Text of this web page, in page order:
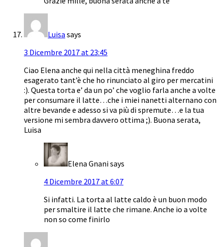
Luisa says
3 Dicembre 2017 at 23:45
Ciao Elena anche qui nella città meneghina freddo
esagerato tant’è che ho rinunciato al giro per mercatini
:). Questa torta e’ da un po’ che voglio farla anche a volte
per consumare il latte…che i miei nanetti alternano con
altre bevande e adesso si va più di spremute…e la tua
versione mi sembra davvero ottima ;). Buona serata,
Luisa
Elena Gnanisays
4 Dicembre 2017 at 6:07
Si infatti. La torta al latte caldo è un buon modo
per smaltire il latte che rimane. Anche io a volte
non so come finirlo